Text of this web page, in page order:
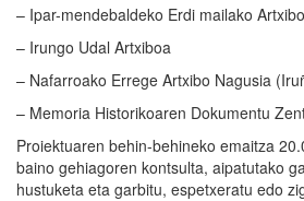
– Ipar-mendebaldeko Erdi mailako
– Irungo Udal Artxiboa
– Nafarroako Errege Artxibo Nagusia
– Memoria Historikoaren Dokumentu
Proiektuaren behin-behineko emaitza
baino gehiagoren kontsulta, aipatutako
hustuketa eta garbitu, espetxeratu edo